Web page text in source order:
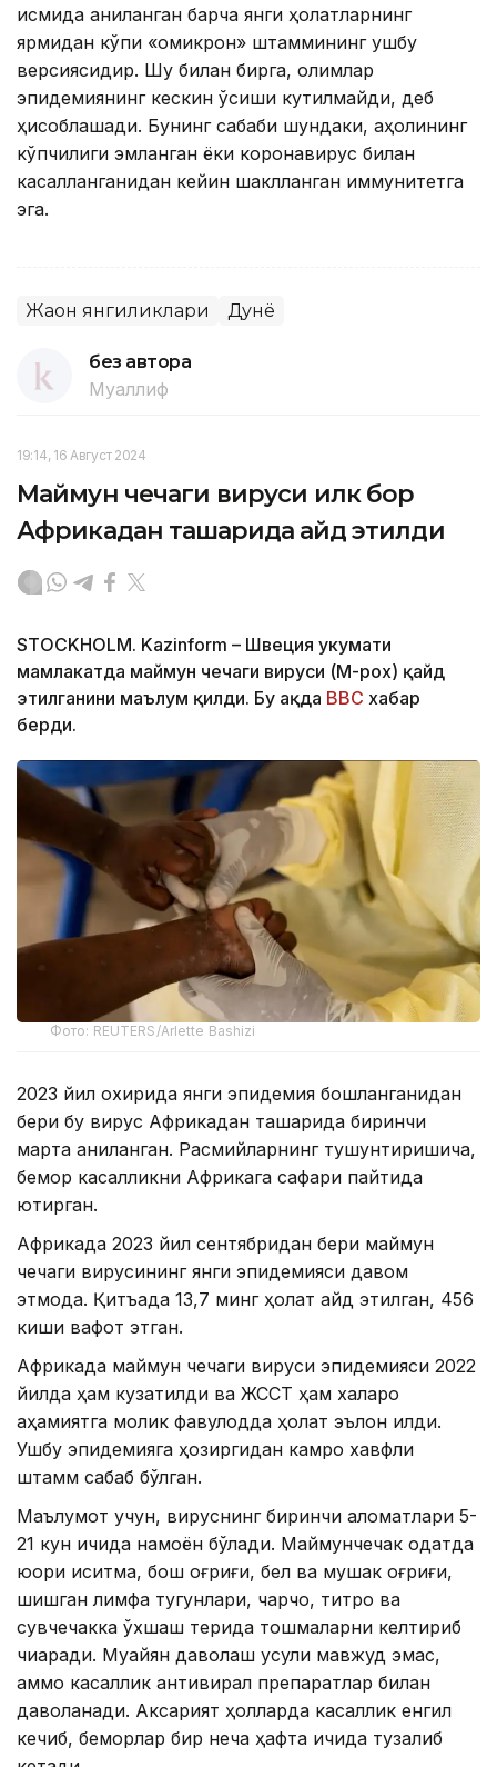
қисмида аниқланган барча янги ҳолатларнинг
ярмидан кўпи «омикрон» штаммининг ушбу
версиясидир. Шу билан бирга, олимлар
эпидемиянинг кескин ўсиши кутилмайди, деб
ҳисоблашади. Бунинг сабаби шундаки, аҳолининг
кўпчилиги эмланган ёки коронавирус билан
касалланганидан кейин шаклланган иммунитетга
эга.
Жаҳон янгиликлари Дунё
без автора
Муаллиф
19:14, 16 Август 2024
Маймун чечаги вируси илк бор
Африкадан ташқарида қайд этилди
STOCKHOLM. Kazinform – Швеция ҳукумати
мамлакатда маймун чечаги вируси (M-pox) қайд
этилганини маълум қилди. Бу ҳақда BBC хабар
берди.
Фото: REUTERS/Arlette Bashizi
2023 йил охирида янги эпидемия бошланганидан
бери бу вирус Африкадан ташқарида биринчи
марта аниқланган. Расмийларнинг тушунтиришича,
бемор касалликни Африкага сафари пайтида
юқтирган.
Африкада 2023 йил сентябридан бери маймун
чечаги вирусининг янги эпидемияси давом
этмоқда. Қитъада 13,7 минг ҳолат қайд этилган, 456
киши вафот этган.
Африкада маймун чечаги вируси эпидемияси 2022
йилда ҳам кузатилди ва ЖССТ ҳам халқаро
аҳамиятга молик фавқулодда ҳолат эълон қилди.
Ушбу эпидемияга ҳозиргидан камроқ хавфли
штамм сабаб бўлган.
Маълумот учун, вируснинг биринчи аломатлари 5-
21 кун ичида намоён бўлади. Маймунчечак одатда
юқори иситма, бош оғриғи, бел ва мушак оғриғи,
шишган лимфа тугунлари, чарчоқ, титроқ ва
сувчечакка ўхшаш терида тошмаларни келтириб
чиқаради. Муайян даволаш усули мавжуд эмас,
аммо касаллик антивирал препаратлар билан
даволанади. Аксарият ҳолларда касаллик енгил
кечиб, беморлар бир неча ҳафта ичида тузалиб